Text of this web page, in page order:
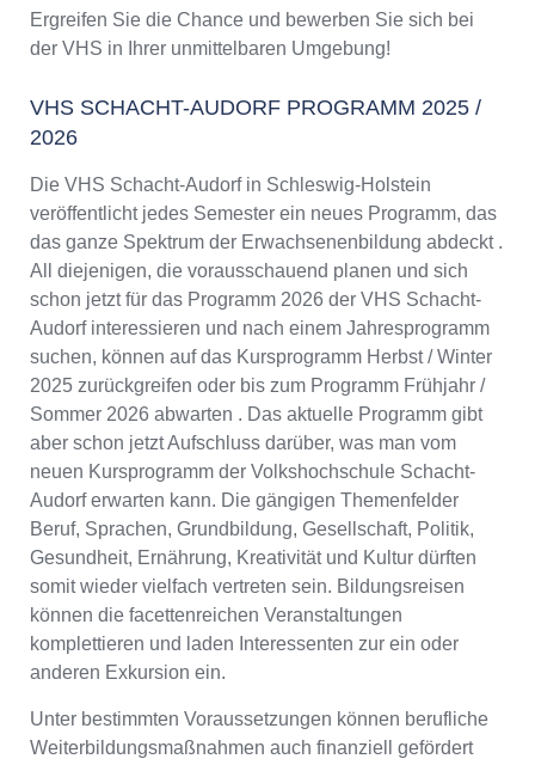
Ergreifen Sie die Chance und bewerben Sie sich bei
der VHS in Ihrer unmittelbaren Umgebung!
VHS SCHACHT-AUDORF PROGRAMM 2025 /
2026
Die VHS Schacht-Audorf in Schleswig-Holstein
veröffentlicht jedes Semester ein neues Programm, das
das ganze Spektrum der Erwachsenenbildung abdeckt .
All diejenigen, die vorausschauend planen und sich
schon jetzt für das Programm 2026 der VHS Schacht-
Audorf interessieren und nach einem Jahresprogramm
suchen, können auf das Kursprogramm Herbst / Winter
2025 zurückgreifen oder bis zum Programm Frühjahr /
Sommer 2026 abwarten . Das aktuelle Programm gibt
aber schon jetzt Aufschluss darüber, was man vom
neuen Kursprogramm der Volkshochschule Schacht-
Audorf erwarten kann. Die gängigen Themenfelder
Beruf, Sprachen, Grundbildung, Gesellschaft, Politik,
Gesundheit, Ernährung, Kreativität und Kultur dürften
somit wieder vielfach vertreten sein. Bildungsreisen
können die facettenreichen Veranstaltungen
komplettieren und laden Interessenten zur ein oder
anderen Exkursion ein.
Unter bestimmten Voraussetzungen können berufliche
Weiterbildungsmaßnahmen auch finanziell gefördert